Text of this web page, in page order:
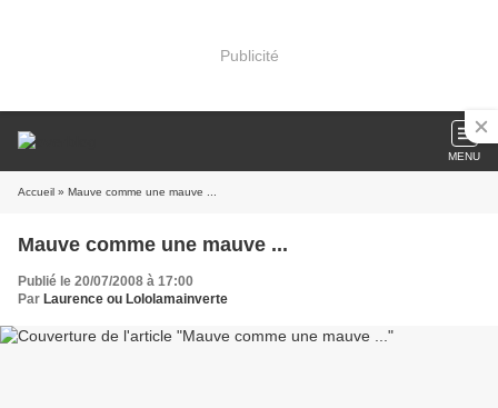
Publicité
MENU
Accueil » Mauve comme une mauve ...
Mauve comme une mauve ...
Publié le 20/07/2008 à 17:00
Par Laurence ou Lololamainverte